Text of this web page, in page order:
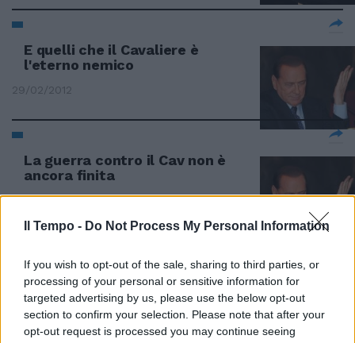
Il Tempo - Do Not Process My Personal Information
If you wish to opt-out of the sale, sharing to third parties, or
processing of your personal or sensitive information for
targeted advertising by us, please use the below opt-out
section to confirm your selection. Please note that after your
opt-out request is processed you may continue seeing
E quelli che il Cavaliere è
l'eterno nemico
29/02/2012
La guerra contro il Cav non è
ancora finita
26/02/2012
Berlusconi: "L'appoggio a Monti è
stato il male minore"
24/12/2011